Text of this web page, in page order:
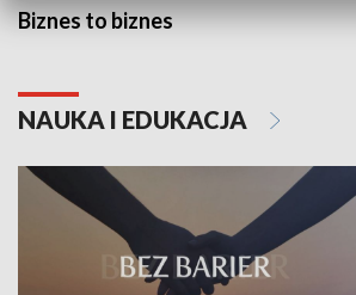
Biznes to biznes
NAUKA I EDUKACJA